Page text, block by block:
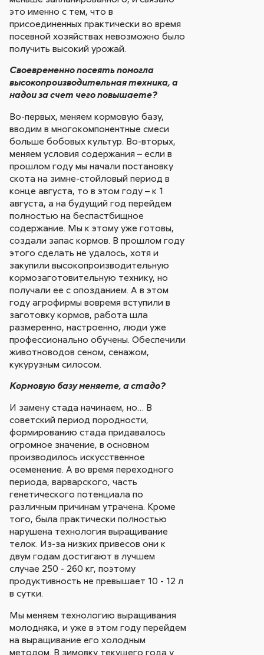
это именно с тем, что в
присоединенных практически во время
посевной хозяйствах невозможно было
получить высокий урожай.
Своевременно посеять помогла
высокопроизводительная техника, а
надои за счет чего повышаете?
Во-первых, меняем кормовую базу,
вводим в многокомпонентные смеси
больше бобовых культур. Во-вторых,
меняем условия содержания – если в
прошлом году мы начали постановку
скота на зимне-стойловый период в
конце августа, то в этом году – к 1
августа, а на будущий год перейдем
полностью на беспастбищное
содержание. Мы к этому уже готовы,
создали запас кормов. В прошлом году
этого сделать не удалось, хотя и
закупили высокопроизводительную
кормозаготовительную технику, но
получали ее с опозданием. А в этом
году агрофирмы вовремя вступили в
заготовку кормов, работа шла
размеренно, настроенно, люди уже
профессионально обучены. Обеспечили
животноводов сеном, сенажом,
кукурузным силосом.
Кормовую базу меняете, а стадо?
И замену стада начинаем, но… В
советский период породности,
формированию стада придавалось
огромное значение, в основном
производилось искусственное
осеменение. А во время переходного
периода, варварского, часть
генетического потенциала по
различным причинам утрачена. Кроме
того, была практически полностью
нарушена технология выращивание
телок. Из-за низких привесов они к
двум годам достигают в лучшем
случае 250 - 260 кг, поэтому
продуктивность не превышает 10 - 12 л
в сутки.
Мы меняем технологию выращивания
молодняка, и уже в этом году перейдем
на выращивание его холодным
методом. В зимовку текущего года у